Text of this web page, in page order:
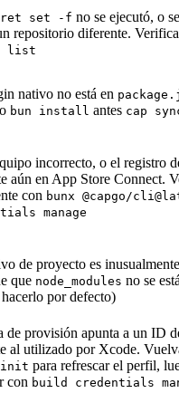
set -f no se ejecutó, o
repositorio diferente.
list
nativo no está en
bun install antes cap
incorrecto, o el registro
aún en App Store Connect.
con bunx @capgo/
manage
de proyecto es
que node_modules no se
por defecto)
de provisión apunta a un ID
al utilizado por Xcode.
init para refrescar el perfil,
con build credentials